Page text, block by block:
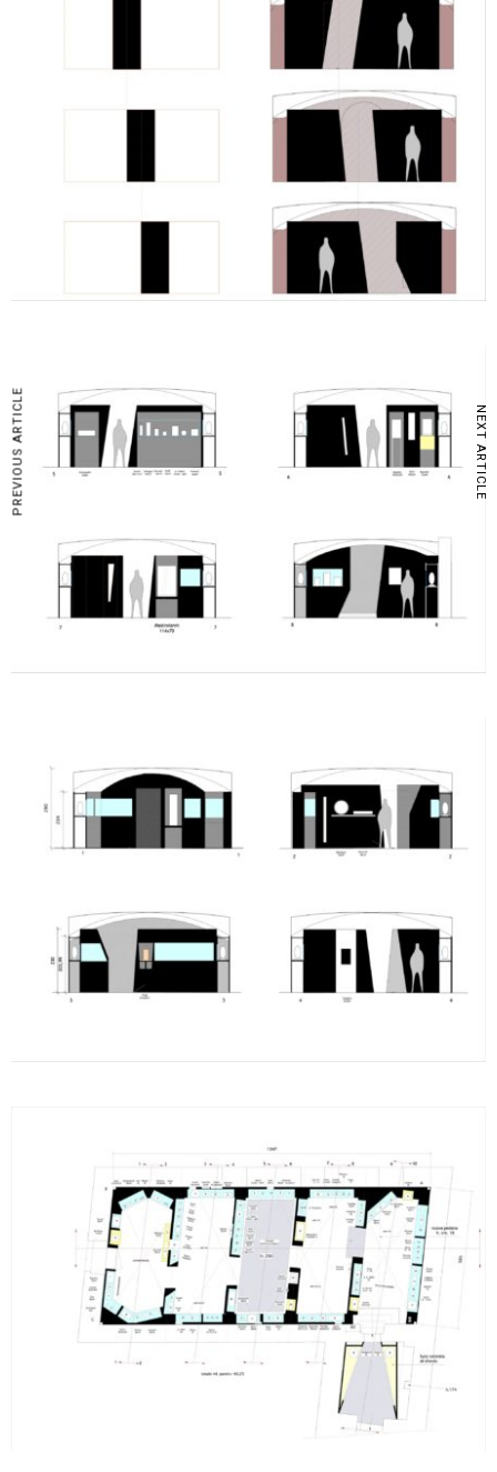
PREVIOUS ARTICLE NEXT ARTICLE